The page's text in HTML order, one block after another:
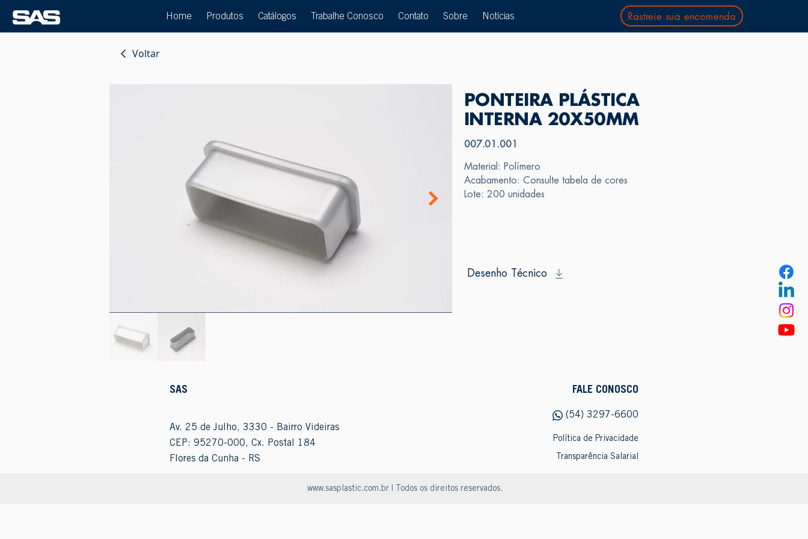
Home Produtos Catálogos Trabalhe Conosco Contato Sobre Notícias Rastreie sua encomenda
Voltar
PONTEIRA PLÁSTICA
INTERNA 20X50MM
007.01.001
Material: Polímero
Acabamento: Consulte tabela de cores
Lote: 200 unidades
Desenho Técnico
SAS
Av. 25 de Julho, 3330 - Bairro Videiras
CEP: 95270-000, Cx. Postal 184
Flores da Cunha - RS
FALE CONOSCO
(54) 3297-6600
Política de Privacidade
Transparência Salarial
www.sasplastic.com.br| Todos os direitos reservados.